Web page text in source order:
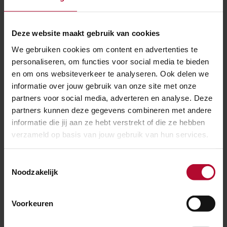
Deze website maakt gebruik van cookies
We gebruiken cookies om content en advertenties te
personaliseren, om functies voor social media te bieden
en om ons websiteverkeer te analyseren. Ook delen we
informatie over jouw gebruik van onze site met onze
partners voor social media, adverteren en analyse. Deze
partners kunnen deze gegevens combineren met andere
informatie die jij aan ze hebt verstrekt of die ze hebben
verzameld op basis van jouw gebruik van hun services.
Noodzakelijk
Voorkeuren
Lift spoor 8 en 9 op station Amsterdam
Muiderpoort wordt vervangen
10 augustus 2026